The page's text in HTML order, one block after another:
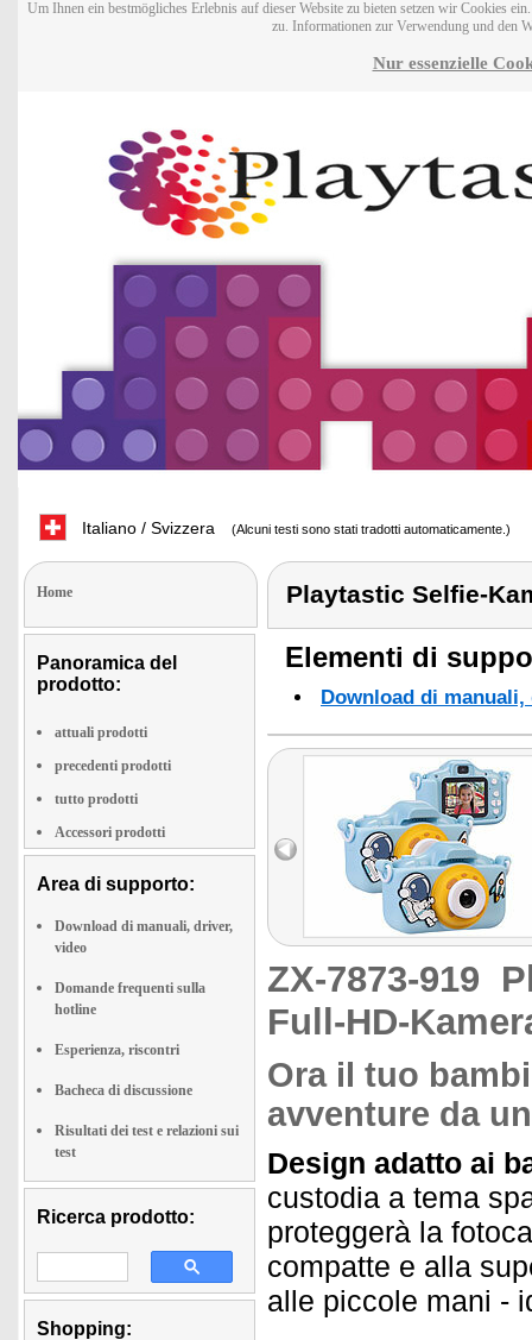
Um Ihnen ein bestmögliches Erlebnis auf dieser Website zu bieten setzen wir Cookies
zu. Informationen zur Verwendung und den
Nur essenzielle
Italiano / Svizzera (Alcuni testi sono stati tradotti automaticamente.)
Home
Panoramica del
prodotto:
attuali prodotti
precedenti prodotti
tutto prodotti
Accessori prodotti
Area di supporto:
Download di manuali, driver,
video
Domande frequenti sulla
hotline
Esperienza, riscontri
Bacheca di discussione
Risultati dei test e relazioni sui
test
Ricerca prodotto:
Shopping:
Playtastic Selfie-
Elementi di
Download di
ZX-7873-919
Full-HD-
Ora il tuo
avventure da
Design adatto ai
custodia a tema
proteggerà la
compatte e alla
alle piccole mani -